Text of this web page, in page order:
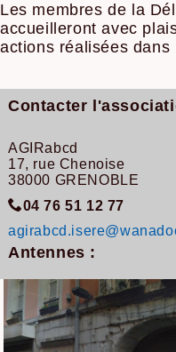
Les membres de la
accueilleront avec
actions réalisées dans
Contacter
AGIRabcd
17, rue Chenoise
38000 GRENOBLE
04 76 51 12 77
Antennes :